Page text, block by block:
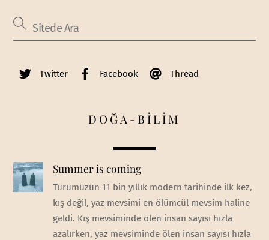
Twitter Facebook Thread
DOĞA-BİLİM
Summer is coming
Türümüzün 11 bin yıllık modern tarihinde ilk kez,
kış değil, yaz mevsimi en ölümcül mevsim haline
geldi. Kış mevsiminde ölen insan sayısı hızla
azalırken, yaz mevsiminde ölen insan sayısı hızla